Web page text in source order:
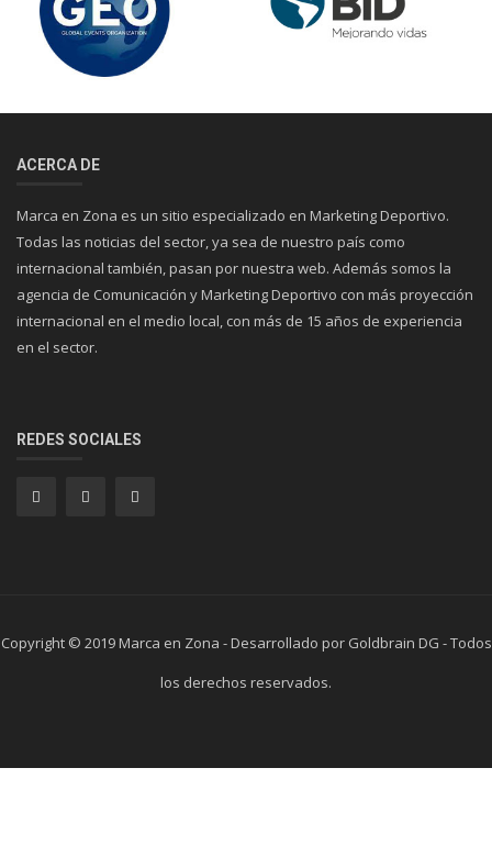
ACERCA DE
Marca en Zona es un sitio especializado en Marketing Deportivo.
Todas las noticias del sector, ya sea de nuestro país como
internacional también, pasan por nuestra web. Además somos la
agencia de Comunicación y Marketing Deportivo con más proyección
internacional en el medio local, con más de 15 años de experiencia
en el sector.
REDES SOCIALES
Copyright © 2019 Marca en Zona - Desarrollado por Goldbrain DG - Todos
los derechos reservados.